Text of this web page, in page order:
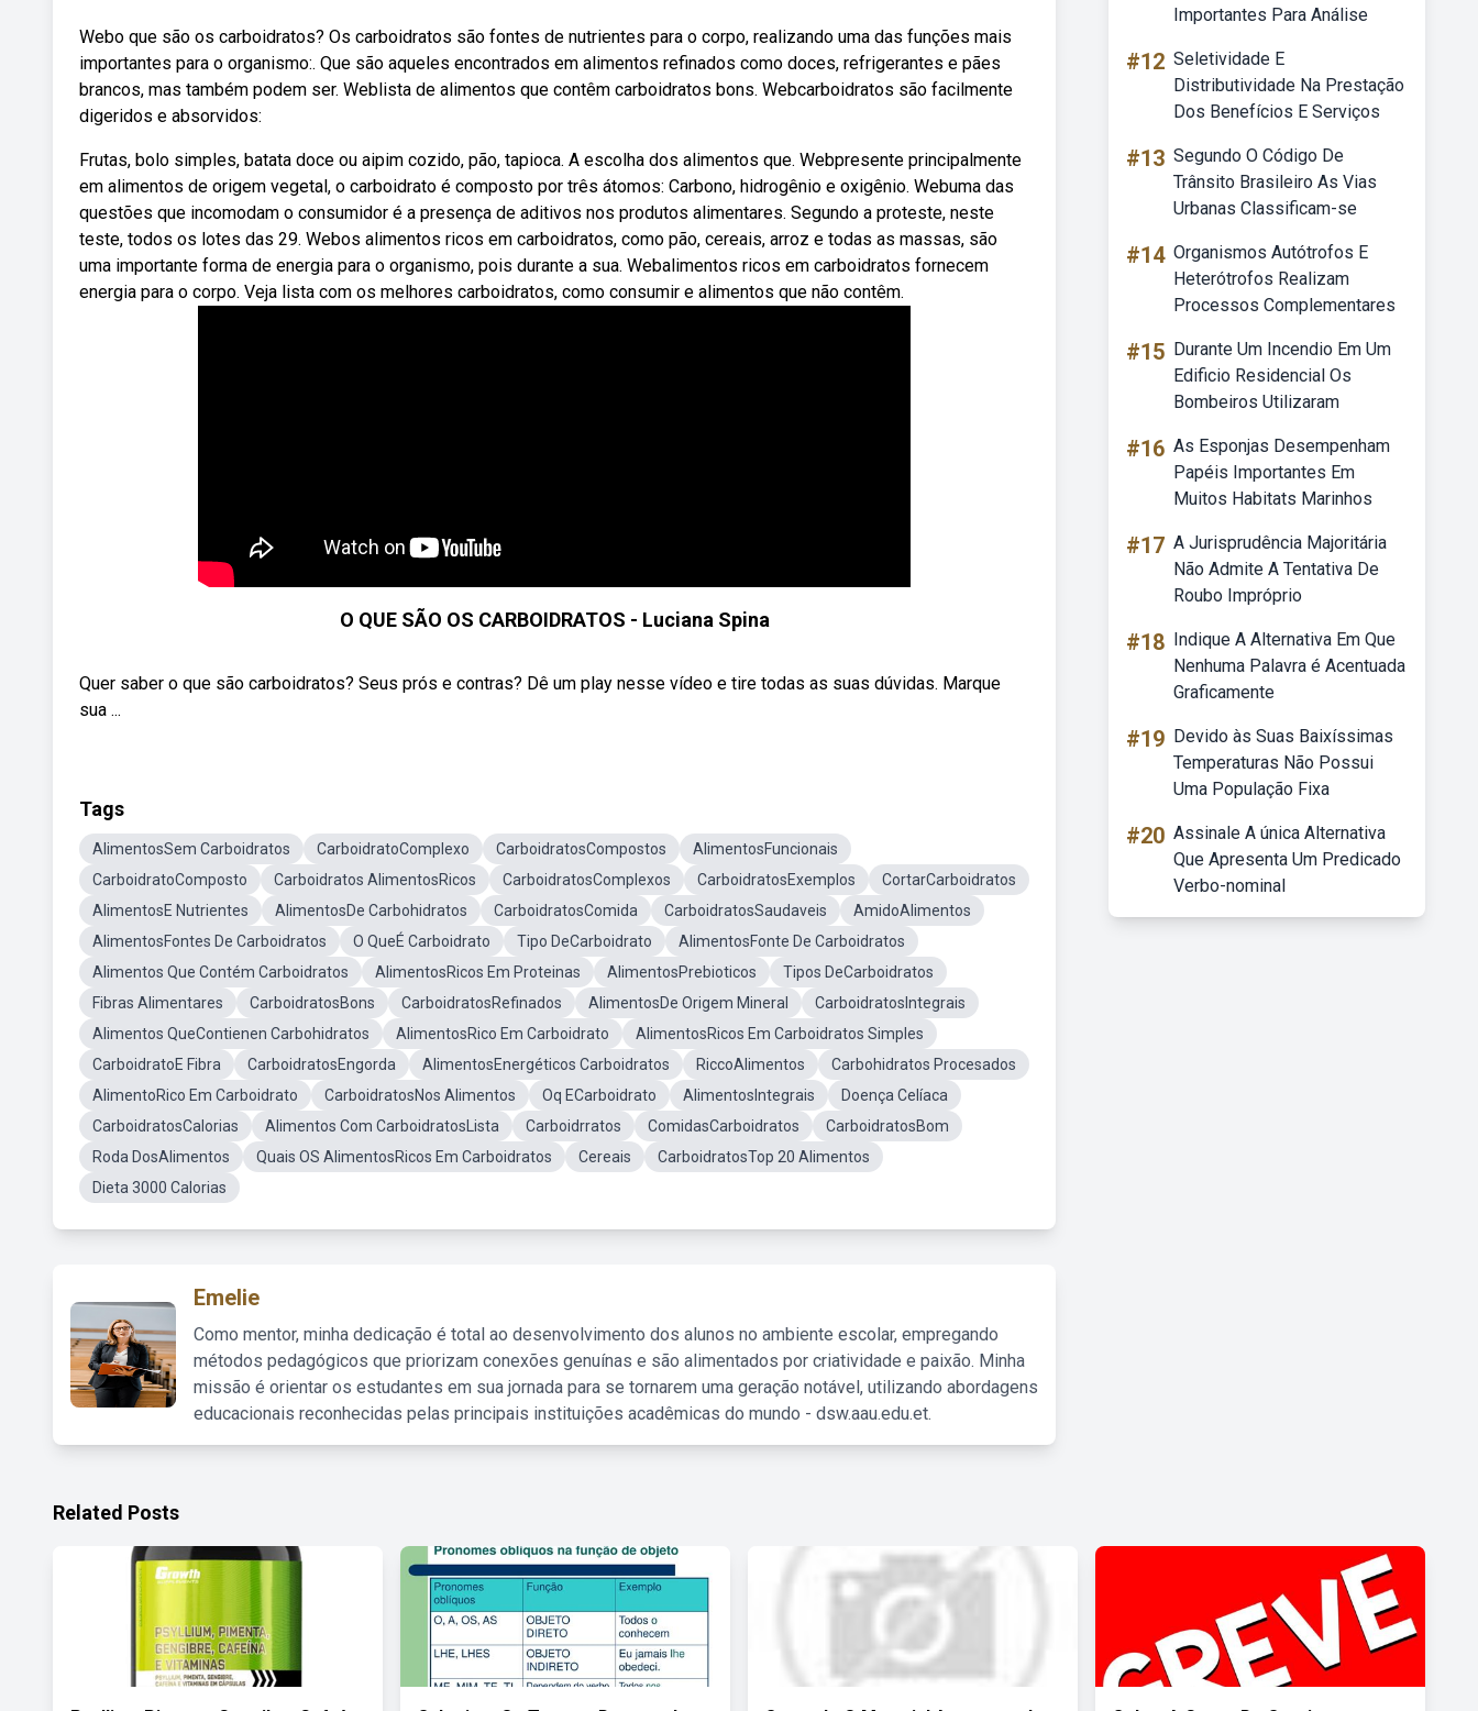
Webo que são os carboidratos? Os carboidratos são fontes de nutrientes para o corpo, realizando uma das funções mais
importantes para o organismo:. Que são aqueles encontrados em alimentos refinados como doces, refrigerantes e pães
brancos, mas também podem ser. Weblista de alimentos que contêm carboidratos bons. Webcarboidratos são facilmente
digeridos e absorvidos:
Frutas, bolo simples, batata doce ou aipim cozido, pão, tapioca. A escolha dos alimentos que. Webpresente principalmente
em alimentos de origem vegetal, o carboidrato é composto por três átomos: Carbono, hidrogênio e oxigênio. Webuma das
questões que incomodam o consumidor é a presença de aditivos nos produtos alimentares. Segundo a proteste, neste
teste, todos os lotes das 29. Webos alimentos ricos em carboidratos, como pão, cereais, arroz e todas as massas, são
uma importante forma de energia para o organismo, pois durante a sua. Webalimentos ricos em carboidratos fornecem
energia para o corpo. Veja lista com os melhores carboidratos, como consumir e alimentos que não contêm.
O QUE SÃO OS CARBOIDRATOS - Luciana Spina
Quer saber o que são carboidratos? Seus prós e contras? Dê um play nesse vídeo e tire todas as suas dúvidas. Marque
sua ...
Tags
AlimentosSem Carboidratos CarboidratoComplexo CarboidratosCompostos
AlimentosFuncionais
CarboidratoComposto
Carboidratos AlimentosRicos CarboidratosComplexos CarboidratosExemplos
CortarCarboidratos
AlimentosE Nutrientes
AlimentosDe Carbohidratos CarboidratosComida CarboidratosSaudaveis
AmidoAlimentos
AlimentosFontes De Carboidratos
O QueÉ Carboidrato Tipo DeCarboidrato
AlimentosFonte De Carboidratos
Alimentos Que Contém Carboidratos
AlimentosRicos Em Proteinas AlimentosPrebioticos
Tipos DeCarboidratos
Fibras Alimentares
CarboidratosBons CarboidratosRefinados AlimentosDe Origem Mineral
CarboidratosIntegrais
Alimentos QueContienen Carbohidratos
AlimentosRico Em Carboidrato
AlimentosRicos Em Carboidratos Simples
CarboidratoE Fibra
CarboidratosEngorda AlimentosEnergéticos Carboidratos RiccoAlimentos
Carbohidratos Procesados
AlimentoRico Em Carboidrato
CarboidratosNos Alimentos Oq ECarboidrato AlimentosIntegrais
Doença Celíaca
CarboidratosCalorias
Alimentos Com CarboidratosLista Carboidrratos ComidasCarboidratos
CarboidratosBom
Roda DosAlimentos
Quais OS AlimentosRicos Em Carboidratos Cereais
CarboidratosTop 20 Alimentos
Dieta 3000 Calorias
Emelie
Como mentor, minha dedicação é total ao desenvolvimento dos alunos no ambiente escolar, empregando
métodos pedagógicos que priorizam conexões genuínas e são alimentados por criatividade e paixão. Minha
missão é orientar os estudantes em sua jornada para se tornarem uma geração notável, utilizando abordagens
educacionais reconhecidas pelas principais instituições acadêmicas do mundo - dsw.aau.edu.et.
Importantes Para Análise
#12 Seletividade E
Distributividade Na Prestação
Dos Benefícios E Serviços
#13 Segundo O Código De
Trânsito Brasileiro As Vias
Urbanas Classificam-se
#14 Organismos Autótrofos E
Heterótrofos Realizam
Processos Complementares
#15 Durante Um Incendio Em Um
Edificio Residencial Os
Bombeiros Utilizaram
#16 As Esponjas Desempenham
Papéis Importantes Em
Muitos Habitats Marinhos
#17 A Jurisprudência Majoritária
Não Admite A Tentativa De
Roubo Impróprio
#18 Indique A Alternativa Em Que
Nenhuma Palavra é Acentuada
Graficamente
#19 Devido às Suas Baixíssimas
Temperaturas Não Possui
Uma População Fixa
#20 Assinale A única Alternativa
Que Apresenta Um Predicado
Verbo-nominal
Related Posts